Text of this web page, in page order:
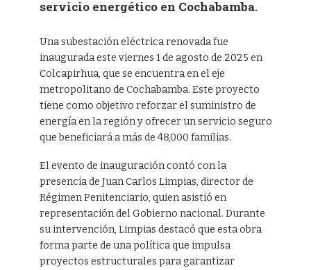
servicio energético en Cochabamba.
Una subestación eléctrica renovada fue
inaugurada este viernes 1 de agosto de 2025 en
Colcapirhua, que se encuentra en el eje
metropolitano de Cochabamba. Este proyecto
tiene como objetivo reforzar el suministro de
energía en la región y ofrecer un servicio seguro
que beneficiará a más de 48,000 familias.
El evento de inauguración contó con la
presencia de Juan Carlos Limpias, director de
Régimen Penitenciario, quien asistió en
representación del Gobierno nacional. Durante
su intervención, Limpias destacó que esta obra
forma parte de una política que impulsa
proyectos estructurales para garantizar